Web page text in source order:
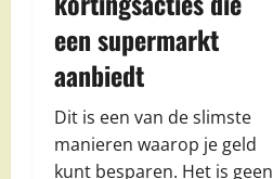
een supermarkt
aanbiedt
Dit is een van de slimste
manieren waarop je geld
kunt besparen. Het is geen